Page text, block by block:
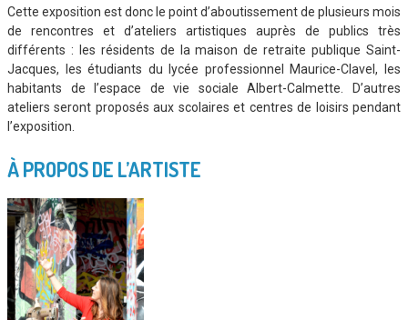
Cette exposition est donc le point d’aboutissement de plusieurs mois
de rencontres et d’ateliers artistiques auprès de publics très
différents : les résidents de la maison de retraite publique Saint-
Jacques, les étudiants du lycée professionnel Maurice-Clavel, les
habitants de l’espace de vie sociale Albert-Calmette. D’autres
ateliers seront proposés aux scolaires et centres de loisirs pendant
l’exposition.
À PROPOS DE L’ARTISTE